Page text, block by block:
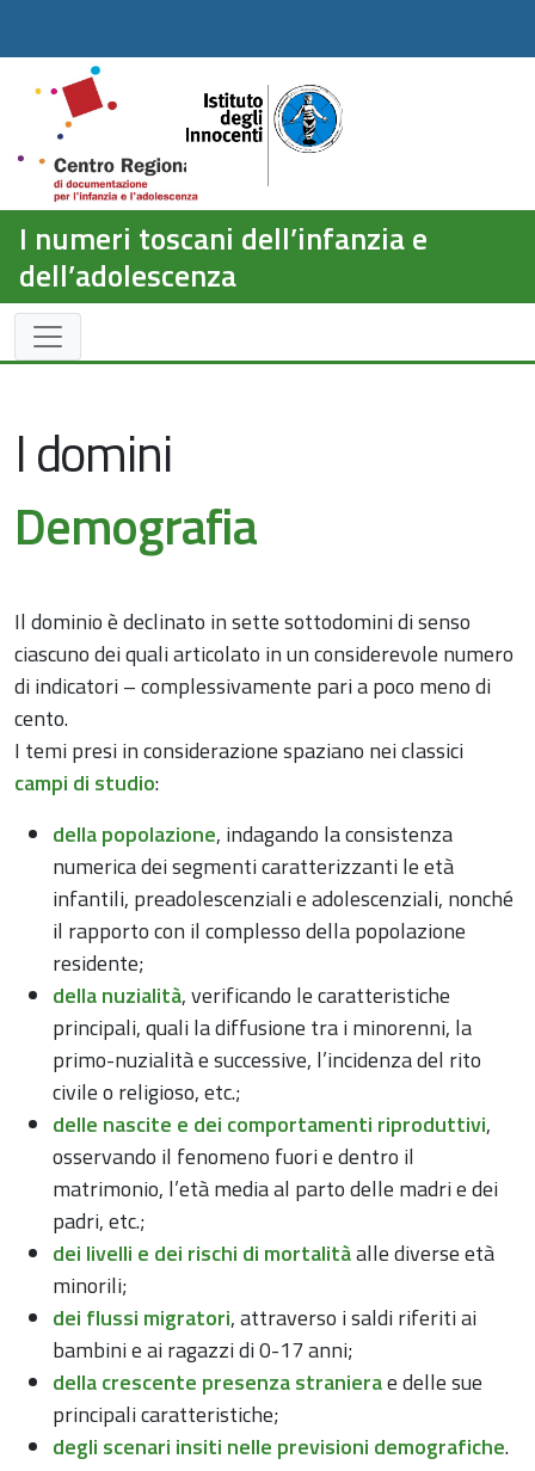
I numeri toscani dell’infanzia e
dell’adolescenza
I domini
Demografia
Il dominio è declinato in sette sottodomini di senso
ciascuno dei quali articolato in un considerevole numero
di indicatori – complessivamente pari a poco meno di
cento.
I temi presi in considerazione spaziano nei classici
campi di studio:
della popolazione, indagando la consistenza
numerica dei segmenti caratterizzanti le età
infantili, preadolescenziali e adolescenziali, nonché
il rapporto con il complesso della popolazione
residente;
della nuzialità, verificando le caratteristiche
principali, quali la diffusione tra i minorenni, la
primo-nuzialità e successive, l’incidenza del rito
civile o religioso, etc.;
delle nascite e dei comportamenti riproduttivi,
osservando il fenomeno fuori e dentro il
matrimonio, l’età media al parto delle madri e dei
padri, etc.;
dei livelli e dei rischi di mortalitàalle diverse età
minorili;
dei flussi migratori, attraverso i saldi riferiti ai
bambini e ai ragazzi di 0-17 anni;
della crescente presenza stranierae delle sue
principali caratteristiche;
degli scenari insiti nelle previsioni demografiche.